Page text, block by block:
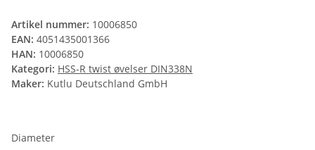
Artikel nummer: 10006850
EAN: 4051435001366
HAN: 10006850
Kategori: HSS-R twist øvelser DIN338N
Maker: Kutlu Deutschland GmbH
Diameter